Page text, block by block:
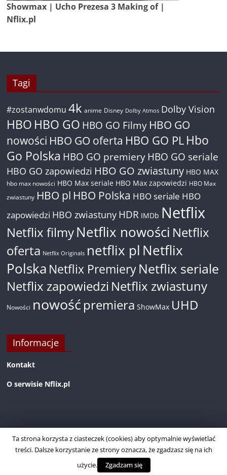
Showmax | Ucho Prezesa 3 Making of |
Nflix.pl
Tagi
#zostanwdomu 4k anime Disney Dolby Atmos Dolby Vision
HBO HBO GO HBO GO Filmy HBO GO
nowości HBO GO oferta HBO GO PL Hbo
Go Polska HBO GO premiery HBO GO seriale
HBO GO zapowiedzi HBO GO zwiastuny HBO MAX
hbo max nowości HBO Max seriale HBO Max zapowiedzi HBO Max
zwiastuny HBO pl HBO Polska HBO seriale HBO
zapowiedzi HBO zwiastuny HDR IMDb Netflix
Netflix filmyNetflix nowości Netflix
oferta Netflix Originals netflix pl Netflix
Polska Netflix PremieryNetflix seriale
Netflix zapowiedzi Netflix zwiastuny
Nowości nowość premiera ShowMax UHD
Informacje
Kontakt
O serwisie Nflix.pl
Ta strona korzysta z ciasteczek (cookies) aby optymalnie wyświetlać
treści. Dalsze korzystanie ze strony oznacza, że zgadzasz się na ich
użycie.
Zgadzam się